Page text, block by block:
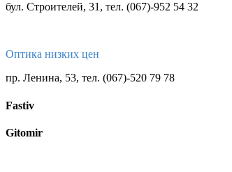
бул. Строителей, 31, тел. (067)-952 54 32
Оптика низких цен
пр. Ленина, 53, тел. (067)-520 79 78
Fastiv
Gitomir